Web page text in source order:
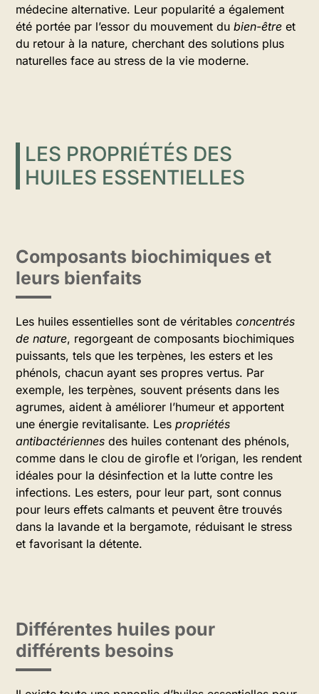
médecine alternative. Leur popularité a également
été portée par l’essor du mouvement du bien-être et
du retour à la nature, cherchant des solutions plus
naturelles face au stress de la vie moderne.
LES PROPRIÉTÉS DES
HUILES ESSENTIELLES
Composants biochimiques et
leurs bienfaits
Les huiles essentielles sont de véritables concentrés
de nature, regorgeant de composants biochimiques
puissants, tels que les terpènes, les esters et les
phénols, chacun ayant ses propres vertus. Par
exemple, les terpènes, souvent présents dans les
agrumes, aident à améliorer l’humeur et apportent
une énergie revitalisante. Les propriétés
antibactériennes des huiles contenant des phénols,
comme dans le clou de girofle et l’origan, les rendent
idéales pour la désinfection et la lutte contre les
infections. Les esters, pour leur part, sont connus
pour leurs effets calmants et peuvent être trouvés
dans la lavande et la bergamote, réduisant le stress
et favorisant la détente.
Différentes huiles pour
différents besoins